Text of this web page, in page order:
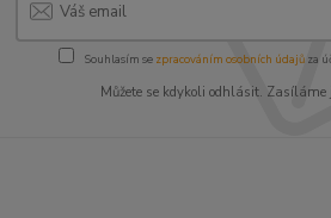
Souhlasím se zpracováním osobních údajůza
Můžete se kdykoli odhlásit. Zasíláme